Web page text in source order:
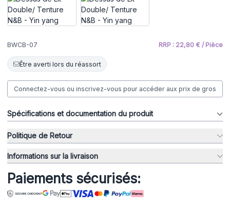
BWCB-07 RRP : 22,80 € / Pièce
Être averti lors du réassort
Connectez-vous ou inscrivez-vous pour accéder aux prix de gros
Spécifications et documentation du produit
Politique de Retour
Informations sur la livraison
Paiements sécurisés: